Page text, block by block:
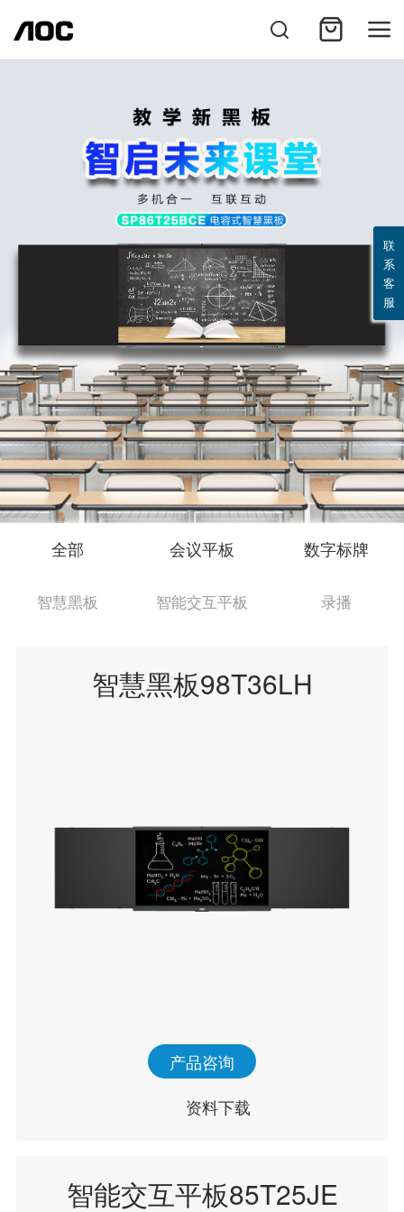
全部 会议平板 数字标牌
智慧黑板 智能交互平板 录播
智慧黑板98T36LH
产品咨询
资料下载
智能交互平板85T25JE
联
系
客
服